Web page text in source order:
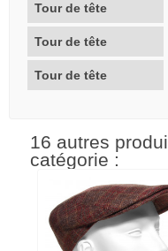
Tour de tête
Tour de tête
Tour de tête
16 autres
catégorie :